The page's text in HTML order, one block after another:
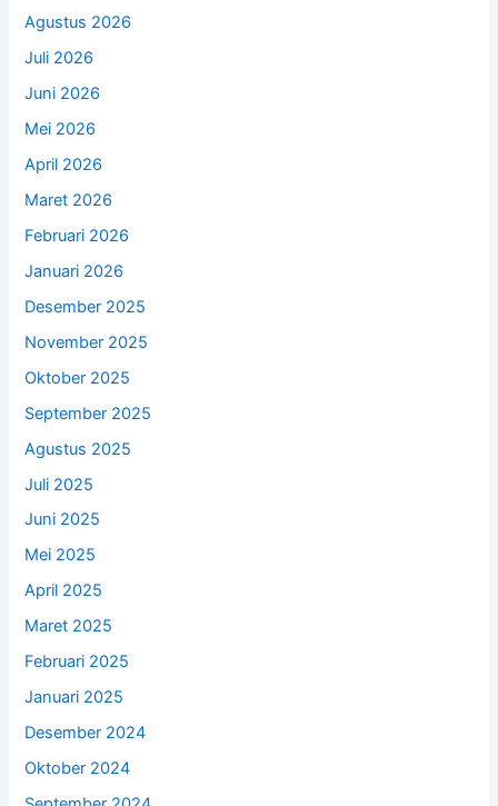
Agustus 2026
Juli 2026
Juni 2026
Mei 2026
April 2026
Maret 2026
Februari 2026
Januari 2026
Desember 2025
November 2025
Oktober 2025
September 2025
Agustus 2025
Juli 2025
Juni 2025
Mei 2025
April 2025
Maret 2025
Februari 2025
Januari 2025
Desember 2024
Oktober 2024